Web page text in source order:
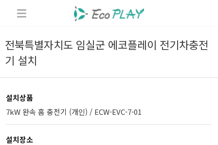
전북특별자치도 임실군 에코플레이 전기차충전
기 설치
설치상품
7kW 완속 홈 충전기 (개인) / ECW-EVC-7-01
설치장소